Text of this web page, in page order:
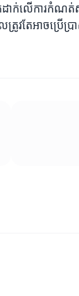
ដាក់លើការកំ
រូវតែអាចប្រើ